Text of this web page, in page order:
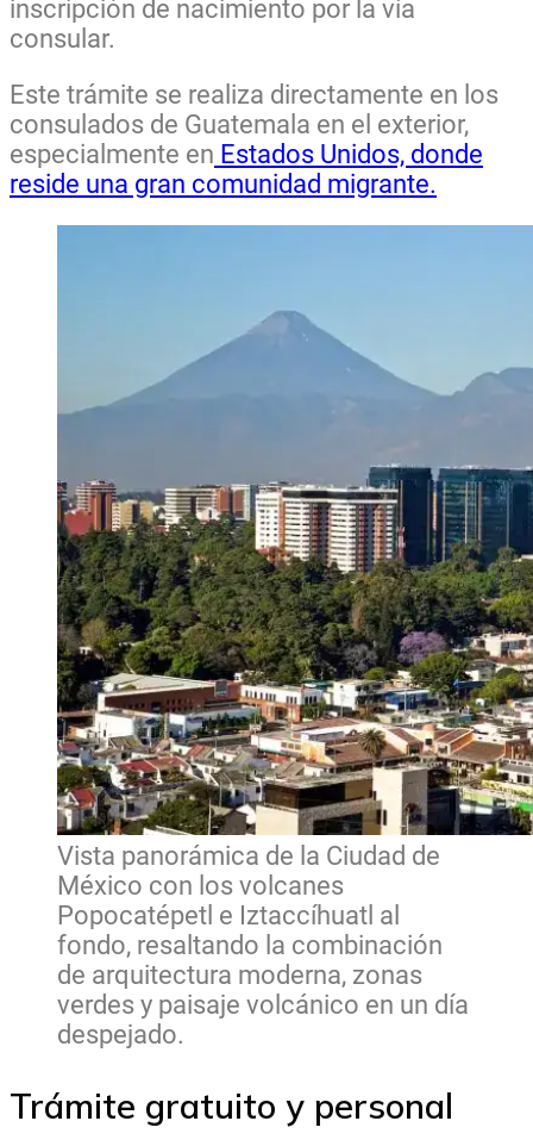
inscripción de nacimiento por la vía
consular.
Este trámite se realiza directamente en los
consulados de Guatemala en el exterior,
especialmente en Estados Unidos, donde
reside una gran comunidad migrante.
Vista panorámica de la Ciudad de
México con los volcanes
Popocatépetl e Iztaccíhuatl al
fondo, resaltando la combinación
de arquitectura moderna, zonas
verdes y paisaje volcánico en un día
despejado.
Trámite gratuito y personal